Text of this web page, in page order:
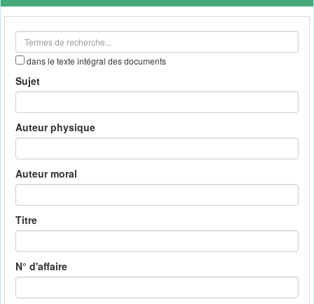
outils
dans le texte intégral des documents
Sujet
Auteur physique
Auteur moral
Titre
N° d'affaire